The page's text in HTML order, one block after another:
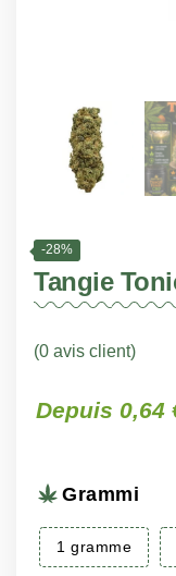
-28%
Tangie
(0 avis client)
–Plage
€3.50
à
€300.00
–Plage
€2.98
à
€216.75
Depuis 0,64
Grammi
1 gramme